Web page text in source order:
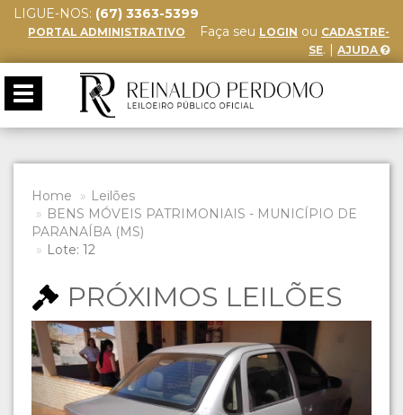
LIGUE-NOS: (67) 3363-5399
PORTAL ADMINISTRATIVO Faça seu LOGIN ou CADASTRE-
SE. | AJUDA
Toggle
navigation
Home
Leilões
BENS MÓVEIS PATRIMONIAIS - MUNICÍPIO DE
PARANAÍBA (MS)
Lote: 12
PRÓXIMOS LEILÕES
Previous